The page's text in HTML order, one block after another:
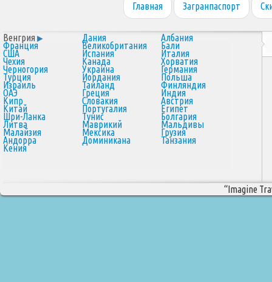
Главная Загранпаспорт
Венгрия Дания Албания
Франция Великобритания Бали
США Испания Италия
Чехия Канада Хорватия
Черногория Украина Германия
Турция Иордания Польша
Израиль Таиланд Финляндия
ОАЭ Греция Индия
Кипр Словакия Австрия
Китай Португалия Египет
Шри-Ланка Тунис Болгария
Литва Маврикий Мальдивы
Малайзия Мексика Грузия
Андорра Доминикана Танзания
Кения
“Imagine